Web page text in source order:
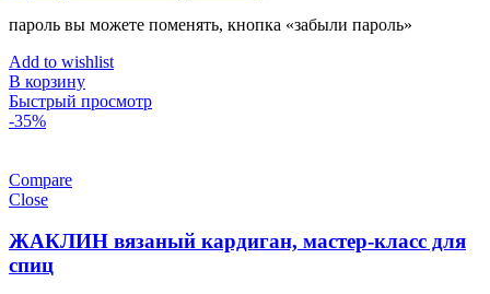
пароль вы можете поменять, кнопка «забыли пароль»
Add to wishlist
В корзину
Быстрый просмотр
-35%
Compare
Close
ЖАКЛИН вязаный кардиган, мастер-класс для
спиц